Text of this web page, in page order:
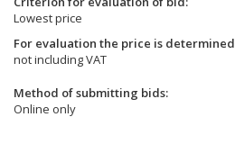
Lowest price
For evaluation the price is determined
not including VAT
Method of submitting bids
Online only